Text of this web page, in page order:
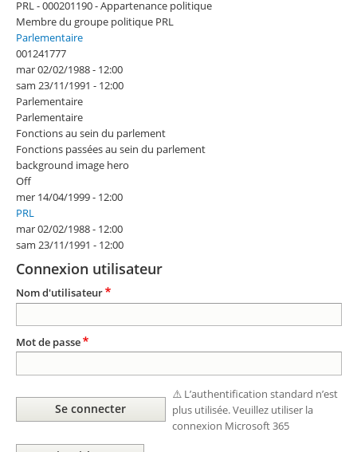
PRL - 000201190 - Appartenance politique
Membre du groupe politique PRL
Parlementaire
001241777
mar 02/02/1988 - 12:00
sam 23/11/1991 - 12:00
Parlementaire
Parlementaire
Fonctions au sein du parlement
Fonctions passées au sein du parlement
background image hero
Off
mer 14/04/1999 - 12:00
PRL
mar 02/02/1988 - 12:00
sam 23/11/1991 - 12:00
Connexion utilisateur
Nom d'utilisateur
Mot de passe
⚠️ L’authentification standard n’est
plus utilisée. Veuillez utiliser la
connexion Microsoft 365